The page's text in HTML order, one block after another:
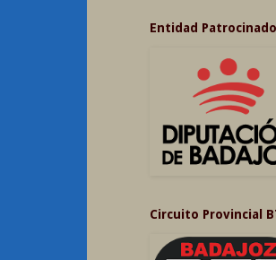
Entidad
Circuito Provincial